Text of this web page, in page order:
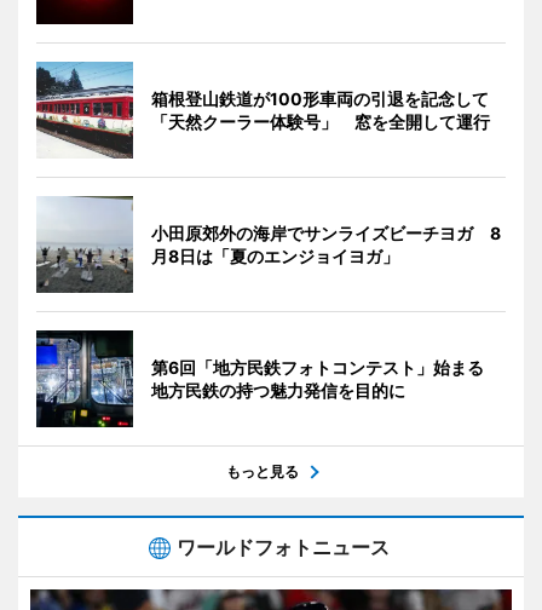
箱根登山鉄道が100形車両の引退を記念して
「天然クーラー体験号」 窓を全開して運行
小田原郊外の海岸でサンライズビーチヨガ 8
月8日は「夏のエンジョイヨガ」
第6回「地方民鉄フォトコンテスト」始まる
地方民鉄の持つ魅力発信を目的に
もっと見る
ワールドフォトニュース